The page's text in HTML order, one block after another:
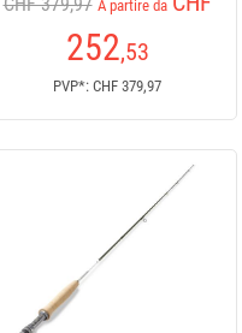
A partire da
252,53
PVP*: CHF 379,97